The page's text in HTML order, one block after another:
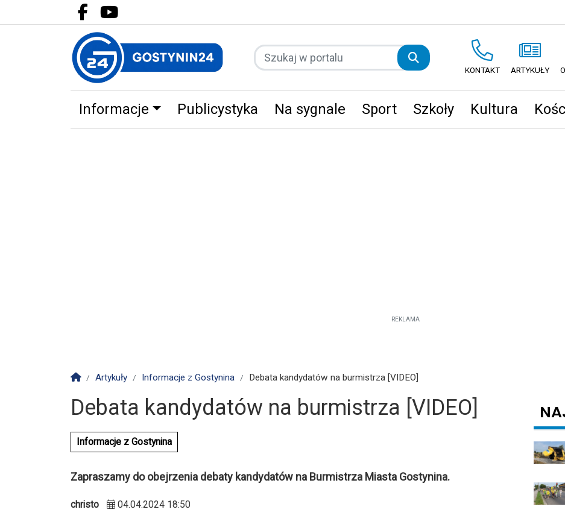
Facebook.com
Youtube.com
KONTAKT ARTYKUŁY
Informacje Publicystyka Na sygnale Sport Szkoły Kultura
REKLAMA
Strona główna
Artykuły Informacje z Gostynina Debata kandydatów na burmistrza [VIDEO]
Debata kandydatów na burmistrza [VIDEO]
Informacje z Gostynina
Zapraszamy do obejrzenia debaty kandydatów na Burmistrza Miasta Gostynina.
christo 04.04.2024 18:50